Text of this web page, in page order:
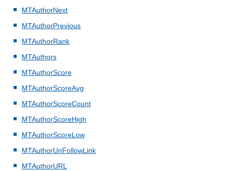
MTAuthorNext
MTAuthorPrevious
MTAuthorRank
MTAuthors
MTAuthorScore
MTAuthorScoreAvg
MTAuthorScoreCount
MTAuthorScoreHigh
MTAuthorScoreLow
MTAuthorUnFollowLink
MTAuthorURL